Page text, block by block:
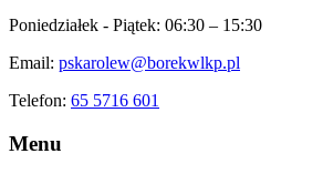
Poniedziałek - Piątek: 06:30 – 15:30
Email: pskarolew@borekwlkp.pl
Telefon: 65 5716 601
Menu